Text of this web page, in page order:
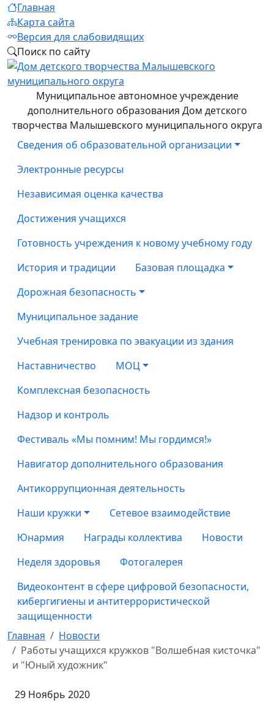
Главная
Карта сайта
Версия для слабовидящих
Поиск по сайту
Муниципальное автономное учреждение
дополнительного образования Дом детского
творчества Малышевского муниципального округа
Сведения об образовательной организации
Электронные ресурсы
Независимая оценка качества
Достижения учащихся
Готовность учреждения к новому учебному году
История и традиции
Базовая площадка
Дорожная безопасность
Муниципальное задание
Учебная тренировка по эвакуации из здания
Наставничество
МОЦ
Комплексная безопасность
Надзор и контроль
Фестиваль «Мы помним! Мы гордимся!»
Навигатор дополнительного образования
Антикоррупционная деятельность
Наши кружки
Сетевое взаимодействие
Юнармия
Награды коллектива
Новости
Неделя здоровья
Фотогалерея
Видеоконтент в сфере цифровой безопасности,
кибергигиены и антитеррористической
защищенности
Главная
Новости
Работы учащихся кружков "Волшебная кисточка"
и "Юный художник"
29 Ноябрь 2020